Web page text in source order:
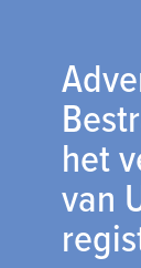
het
van